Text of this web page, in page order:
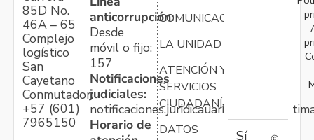
85D No.
46A – 65
Complejo
logístico
San
Cayetano
Conmutador:
+57 (601)
7965150
anticorrupción:
Desde
móvil o fijo:
157
Notificaciones
judiciales:
Horario de
COMUNICACIONES
LA UNIDAD
ATENCIÓN Y
SERVICIOS
CIUDADANÍA
DATOS
Sí